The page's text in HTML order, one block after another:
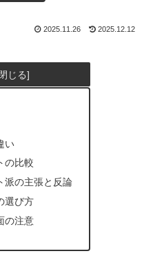
2025.11.26 2025.12.12
い
の比較
派の主張と反論
選び方
の注意